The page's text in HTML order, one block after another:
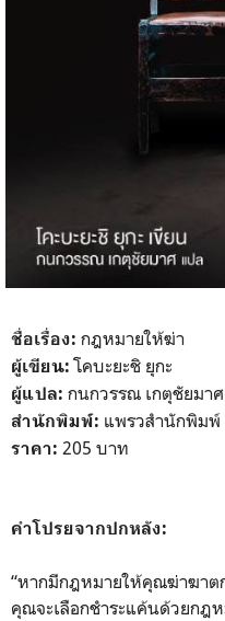
ชื่อเรื่อง: กฎหมายให้ฆ่า
ผู้เขียน:โคบะยะชิ ยุกะ
ผู้แปล: กนกวรรณ เกตุชัยมาศ
สำนักพิมพ์: แพรวสำนักพิมพ์
ราคา: 205 บาท
คำโปรยจากปกหลัง:
“หากมีกฎหมายให้คุณฆ่าฆาต
คุณจะเลือกชำระแค้นด้วยกฎ